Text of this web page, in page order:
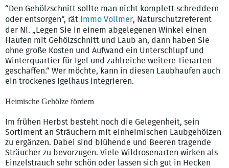
“Den Gehölzschnitt sollte man nicht komplett schreddern
oder entsorgen“, rät Immo Vollmer, Naturschutzreferent
der NI. „Legen Sie in einem abgelegenen Winkel einen
Haufen mit Gehölzschnitt und Laub an, dann haben Sie
ohne große Kosten und Aufwand ein Unterschlupf und
Winterquartier für Igel und zahlreiche weitere Tierarten
geschaffen.“ Wer möchte, kann in diesen Laubhaufen auch
ein trockenes Igelhaus integrieren.
Heimische Gehölze fördern
Im frühen Herbst besteht noch die Gelegenheit, sein
Sortiment an Sträuchern mit einheimischen Laubgehölzen
zu ergänzen. Dabei sind blühende und Beeren tragende
Sträucher zu bevorzugen. Viele Wildrosenarten wirken als
Einzelstrauch sehr schön oder lassen sich gut in Hecken